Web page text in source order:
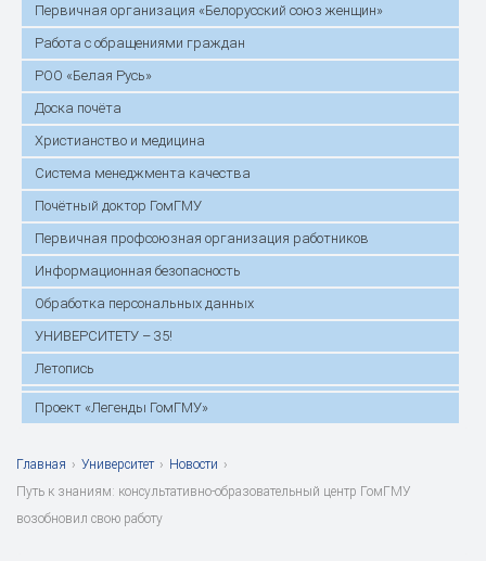
Первичная организация «Белорусский союз женщин»
Работа с обращениями граждан
РОО «Белая Русь»
Доска почёта
Христианство и медицина
Система менеджмента качества
Почётный доктор ГомГМУ
Первичная профсоюзная организация работников
Информационная безопасность
Обработка персональных данных
УНИВЕРСИТЕТУ – 35!
Летопись
Проект «Легенды ГомГМУ»
Главная › Университет › Новости ›
Путь к знаниям: консультативно-образовательный центр ГомГМУ
возобновил свою работу